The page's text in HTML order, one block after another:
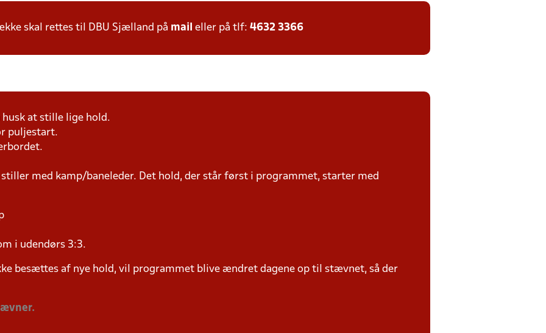
skal rettes til DBU Sjælland på mail eller på tlf: 4632 3366
husk at stille lige hold.
puljestart.
med kamp/baneleder. Det hold, der står først i programmet, starter med
i udendørs 3:3.
besættes af nye hold, vil programmet blive ændret dagene op til stævnet, så der